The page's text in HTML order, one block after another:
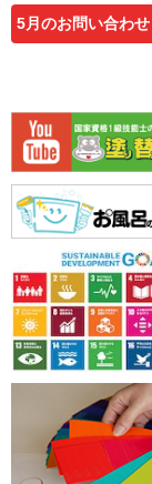
5月のお問い合わせ